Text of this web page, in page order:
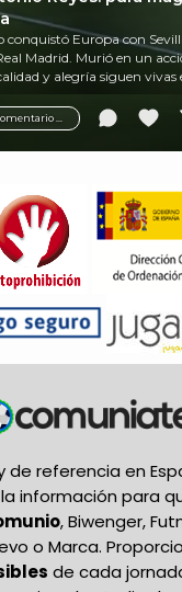
...
conquistó Europa con
Madrid. Murió en un
y alegría siguen vivas
de referencia en
información para
, Biwenger,
o Marca.
de cada